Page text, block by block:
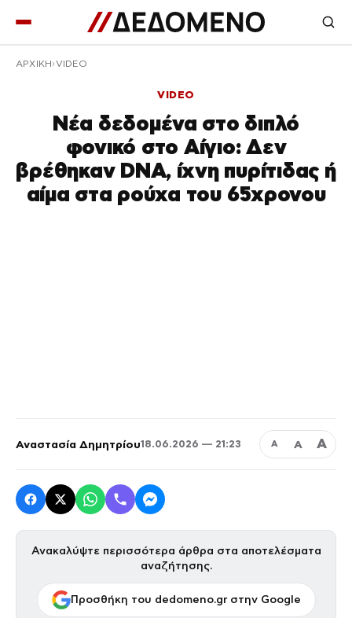
ΑΡΧΙΚΉ VIDEO
VIDEO
Νέα δεδομένα στο διπλό
φονικό στο Αίγιο: Δεν
βρέθηκαν DNA, ίχνη πυρίτιδας ή
αίμα στα ρούχα του 65χρονου
Αναστασία Δημητρίου18.06.2026 — 21:23 Α Α Α
Ανακαλύψτε περισσότερα άρθρα στα αποτελέσματα
αναζήτησης.
Προσθήκη του dedomeno.gr στην Google